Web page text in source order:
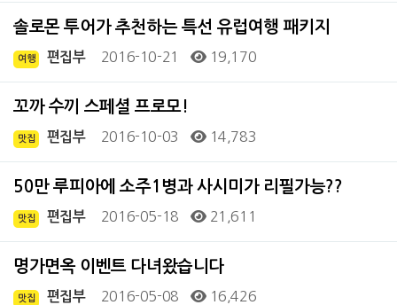
솔로몬 투어가 추천하는 특선 유럽여행 패키지
여행 편집부 2016-10-21 19,170
꼬까 수끼 스페셜 프로모!
맛집 편집부 2016-10-03 14,783
50만 루피아에 소주1병과 사시미가 리필가능??
맛집 편집부 2016-05-18 21,611
명가면옥 이벤트 다녀왔습니다
맛집 편집부 2016-05-08 16,426